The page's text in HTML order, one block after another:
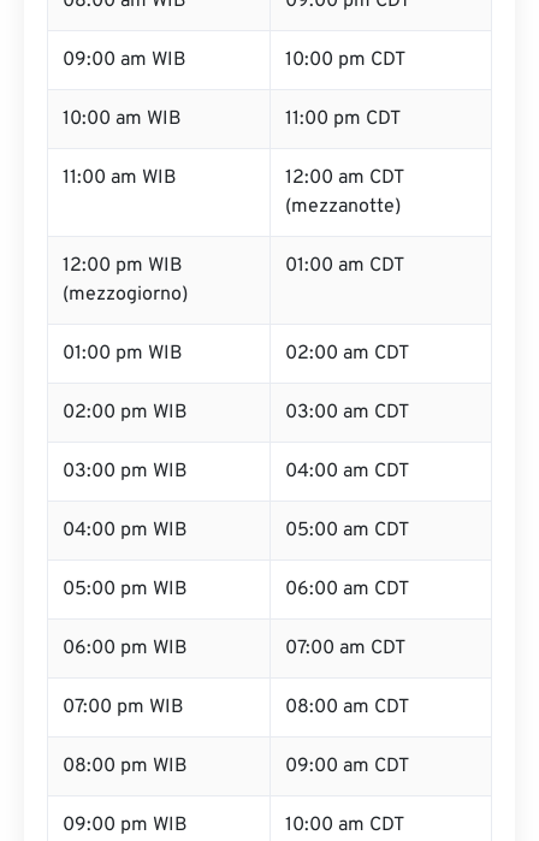
09:00 am WIB 10:00 pm CDT
10:00 am WIB 11:00 pm CDT
11:00 am WIB
12:00 am CDT
(mezzanotte)
12:00 pm WIB
(mezzogiorno)
01:00 am CDT
01:00 pm WIB 02:00 am CDT
02:00 pm WIB 03:00 am CDT
03:00 pm WIB 04:00 am CDT
04:00 pm WIB 05:00 am CDT
05:00 pm WIB 06:00 am CDT
06:00 pm WIB 07:00 am CDT
07:00 pm WIB 08:00 am CDT
08:00 pm WIB 09:00 am CDT
09:00 pm WIB 10:00 am CDT